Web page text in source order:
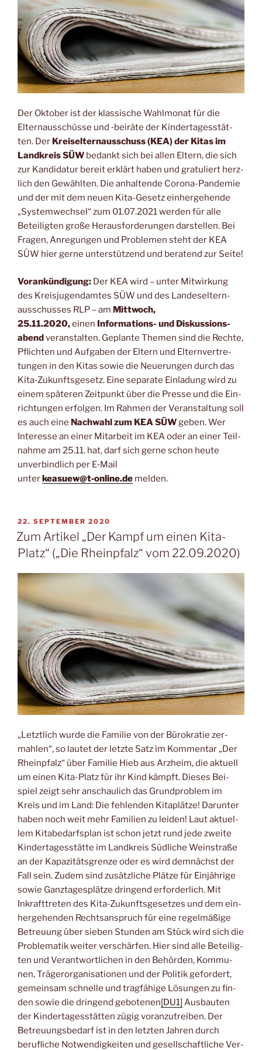
Der Okto­ber ist der klas­si­sche Wahl­mo­nat für die
Eltern­aus­schüs­se und ‑bei­rä­te der Kin­der­ta­ges­stät­
ten. Der Kreis­eltern­aus­schuss (KEA) der Kitas im
Land­kreis SÜW bedankt sich bei allen Eltern, die sich
zur Kan­di­da­tur bereit erklärt haben und gra­tu­liert herz­
lich den Gewähl­ten. Die anhal­ten­de Coro­na-Pan­de­mie
und der mit dem neu­en Kita-Gesetz ein­her­ge­hen­de
„Sys­tem­wech­sel“ zum 01.07.2021 wer­den für alle
Betei­lig­ten gro­ße Her­aus­for­de­run­gen dar­stel­len. Bei
Fra­gen, Anre­gun­gen und Pro­ble­men steht der KEA
SÜW hier ger­ne unter­stüt­zend und bera­tend zur Seite!
Vor­ankün­di­gung: Der KEA wird – unter Mit­wir­kung
des Kreis­ju­gend­am­tes SÜW und des Lan­des­el­tern­
aus­schus­ses RLP – am Mitt­woch,
25.11.2020,einen Infor­ma­ti­ons- und Dis­kus­si­ons­
abendver­an­stal­ten. Geplan­te The­men sind die Rech­te,
Pflich­ten und Auf­ga­ben der Eltern und Eltern­ver­tre­
tun­gen in den Kitas sowie die Neue­run­gen durch das
Kita-Zukunfts­ge­setz. Eine sepa­ra­te Ein­la­dung wird zu
einem spä­te­ren Zeit­punkt über die Pres­se und die Ein­
rich­tun­gen erfol­gen. Im Rah­men der Ver­an­stal­tung soll
es auch eine Nach­wahl zum KEA SÜWgeben. Wer
Inter­es­se an einer Mit­ar­beit im KEA oder an einer Teil­
nah­me am 25.11. hat, darf sich ger­ne schon heu­te
unver­bind­lich per E‑Mail
unterkeasuew@t‑online.de melden.
VERÖFFENTLICHT
AM
22. SEPTEMBER 2020
Zum Artikel „Der Kampf um einen Kita-
Platz“ („Die Rheinpfalz“ vom 22.09.2020)
„Letzt­lich wur­de die Fami­lie von der Büro­kra­tie zer­
mah­len“, so lau­tet der letz­te Satz im Kom­men­tar „Der
Rhein­pfalz“ über Fami­lie Hieb aus Arzheim, die aktu­ell
um einen Kita-Platz für ihr Kind kämpft. Die­ses Bei­
spiel zeigt sehr anschau­lich das Grund­pro­blem im
Kreis und im Land: Die feh­len­den Kita­plät­ze! Dar­un­ter
haben noch weit mehr Fami­li­en zu lei­den! Laut aktu­el­
lem Kita­be­darfs­plan ist schon jetzt rund jede zwei­te
Kin­der­ta­ges­stät­te im Land­kreis Süd­li­che Wein­stra­ße
an der Kapa­zi­täts­gren­ze oder es wird dem­nächst der
Fall sein. Zudem sind zusätz­li­che Plät­ze für Ein­jäh­ri­ge
sowie Ganz­ta­ges­plät­ze drin­gend erfor­der­lich. Mit
Inkraft­tre­ten des Kita-Zukunfts­ge­set­zes und dem ein­
her­ge­hen­den Rechts­an­spruch für eine regel­mä­ßi­ge
Betreu­ung über sie­ben Stun­den am Stück wird sich die
Pro­ble­ma­tik wei­ter ver­schär­fen. Hier sind alle Betei­lig­
ten und Ver­ant­wort­li­chen in den Behör­den, Kom­mu­
nen, Trä­ger­or­ga­ni­sa­tio­nen und der Poli­tik gefor­dert,
gemein­sam schnel­le und trag­fä­hi­ge Lösun­gen zu fin­
den sowie die drin­gend gebo­te­nen[DU1] Aus­bau­ten
der Kin­der­ta­ges­stät­ten zügig vor­an­zu­trei­ben. Der
Betreu­ungs­be­darf ist in den letz­ten Jah­ren durch
beruf­li­che Not­wen­dig­kei­ten und gesell­schaft­li­che Ver­